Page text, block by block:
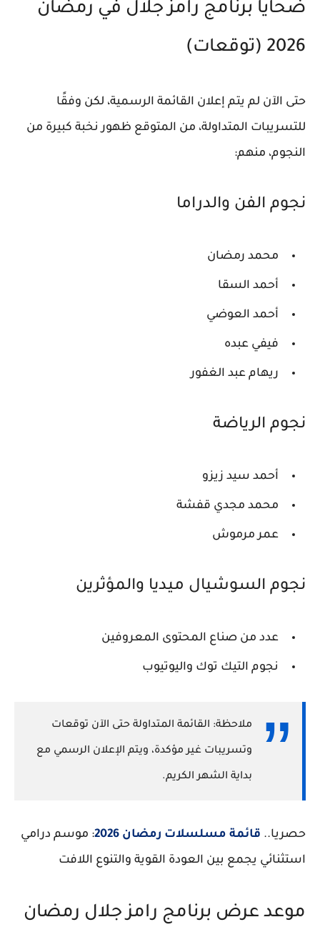
ضحايا برنامج رامز جلال في رمضان
2026 (توقعات)
حتى الآن لم يتم إعلان القائمة الرسمية، لكن وفقًا
للتسريبات المتداولة، من المتوقع ظهور نخبة كبيرة من
النجوم، منهم:
نجوم الفن والدراما
محمد رمضان
أحمد السقا
أحمد العوضي
فيفي عبده
ريهام عبد الغفور
نجوم الرياضة
أحمد سيد زيزو
محمد مجدي قفشة
عمر مرموش
نجوم السوشيال ميديا والمؤثرين
عدد من صناع المحتوى المعروفين
نجوم التيك توك واليوتيوب
ملاحظة: القائمة المتداولة حتى الآن توقعات
وتسريبات غير مؤكدة، ويتم الإعلان الرسمي مع
بداية الشهر الكريم.
حصريا.. قائمة مسلسلات رمضان 2026
: موسم درامي
استثنائي يجمع بين العودة القوية والتنوع اللافت
موعد عرض برنامج رامز جلال رمضان